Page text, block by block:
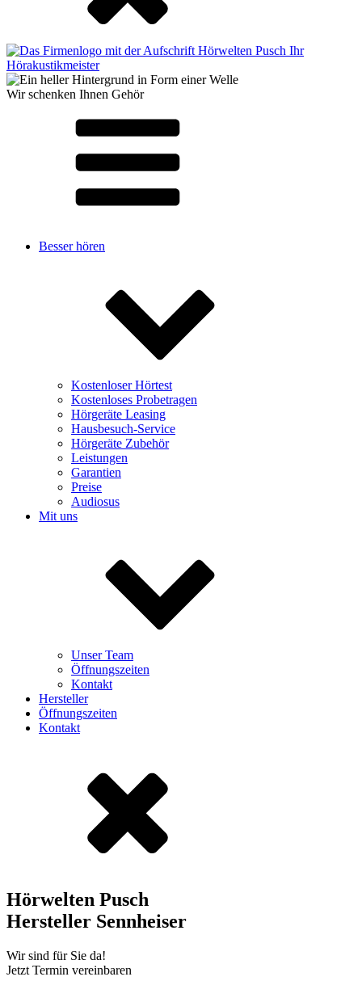
Wir schenken Ihnen Gehör
Besser hören
Kostenloser Hörtest
Kostenloses Probetragen
Hörgeräte Leasing
Hausbesuch-Service
Hörgeräte Zubehör
Leistungen
Garantien
Preise
Audiosus
Mit uns
Unser Team
Öffnungszeiten
Kontakt
Hersteller
Öffnungszeiten
Kontakt
Hörwelten Pusch
Hersteller Sennheiser
Wir sind für Sie da!
Jetzt Termin vereinbaren